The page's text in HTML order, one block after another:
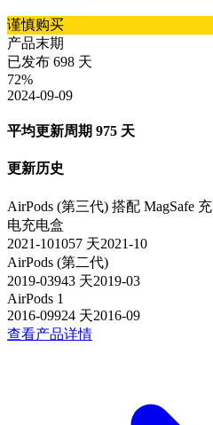
谨慎购买
产品末期
已发布 698 天
72%
2024-09-09
平均更新周期 975 天
更新历史
AirPods (第三代) 搭配 MagSafe
电充电盒
2021-101057 天2021-10
AirPods (第二代)
2019-03943 天2019-03
AirPods 1
2016-09924 天2016-09
查看产品详情